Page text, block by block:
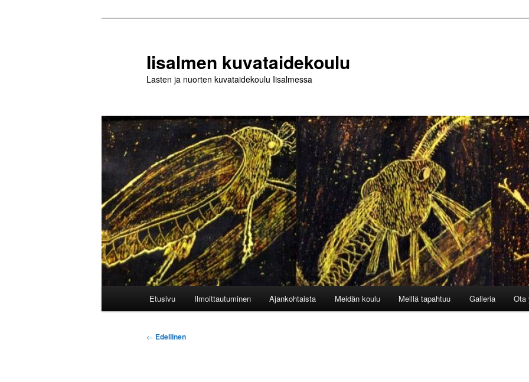
Iisalmen kuvataidekoulu
Lasten ja nuorten kuvataidekoulu Iisalmessa
Etusivu Ilmoittautuminen Ajankohtaista Meidän koulu Meillä tapahtuu Galleria Ota
Artikkelien
← Edellinen